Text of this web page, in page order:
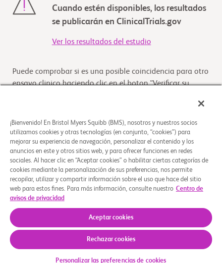
Cuando estén disponibles, los resultados
se publicarán en ClinicalTrials.gov
Ver los resultados del estudio
Puede comprobar si es una posible coincidencia para otro
ensayo clinico haciendo clic en el boton "Verificar su
Verifique su elegibilidad
Descripción general
El objetivo de este estudio es investigar los efectos de
nivolumab cuando se aplica de forma subcutánea con o
Aviso legal Política de privacidad
© 2026 Bristol-Myers Squibb Company
¡Bienvenido! En Bristol Myers Squibb (BMS), nosotros y nuestros socios
utilizamos cookies y otras tecnologías (en conjunto, “cookies”) para
mejorar su experiencia de navegación, personalizar el contenido y los
anuncios en este y otros sitios web, y para ofrecer funciones en redes
sociales. Al hacer clic en “Aceptar cookies” o habilitar ciertas categorías de
cookies mediante la personalización de sus preferencias, nos permite
recopilar, utilizar y compartir información sobre el uso que hace del sitio
web para estos fines. Para más información, consulte nuestro Centro de
avisos de privacidad
Aceptar cookies
Rechazar cookies
Personalizar las preferencias de cookies